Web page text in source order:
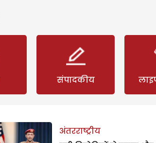
संपादकीय
अंतरराष्ट्रीय